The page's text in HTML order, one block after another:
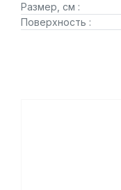
Размер, см :
Поверхность :